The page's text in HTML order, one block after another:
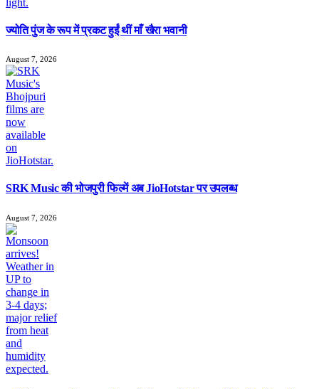
ज्योति पुंज के रूप में प्रकट हुईं थीं माँ खैरा भवानी
August 7, 2026
SRK Music की भोजपुरी फिल्में अब JioHotstar पर उपलब्ध
August 7, 2026